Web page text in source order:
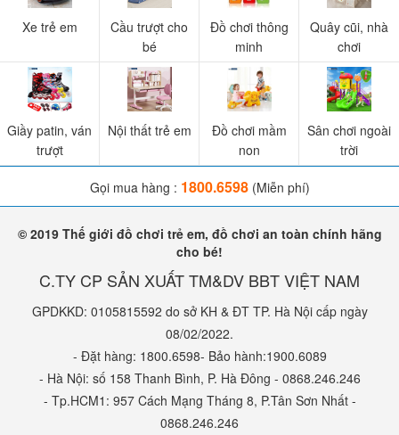
Xe trẻ em
Cầu trượt cho
bé
Đồ chơi thông
minh
Quây cũi, nhà
chơi
Giầy patin, ván
trượt
Nội thất trẻ em
Đồ chơi mầm
non
Sân chơi ngoài
trời
Gọi mua hàng : 1800.6598(Miễn phí)
© 2019 Thế giới đồ chơi trẻ em, đồ chơi an toàn chính hãng
cho bé!
C.TY CP SẢN XUẤT TM&DV BBT VIỆT NAM
GPDKKD: 0105815592 do sở KH & ĐT TP. Hà Nội cấp ngày
08/02/2022.
- Đặt hàng: 1800.6598- Bảo hành:1900.6089
- Hà Nội: số 158 Thanh Bình, P. Hà Đông - 0868.246.246
- Tp.HCM1: 957 Cách Mạng Tháng 8, P.Tân Sơn Nhất -
0868.246.246